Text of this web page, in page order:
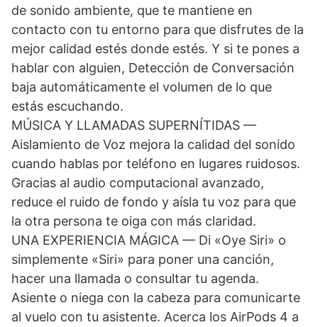
de sonido ambiente, que te mantiene en
contacto con tu entorno para que disfrutes de la
mejor calidad estés donde estés. Y si te pones a
hablar con alguien, Detección de Conversación
baja automáticamente el volumen de lo que
estás escuchando.
MÚSICA Y LLAMADAS SUPERNÍTIDAS —
Aislamiento de Voz mejora la calidad del sonido
cuando hablas por teléfono en lugares ruidosos.
Gracias al audio computacional avanzado,
reduce el ruido de fondo y aísla tu voz para que
la otra persona te oiga con más claridad.
UNA EXPERIENCIA MÁGICA — Di «Oye Siri» o
simplemente «Siri» para poner una canción,
hacer una llamada o consultar tu agenda.
Asiente o niega con la cabeza para comunicarte
al vuelo con tu asistente. Acerca los AirPods 4 a